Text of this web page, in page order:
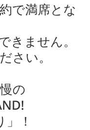
で満席とな
きません。
さい。
の
！